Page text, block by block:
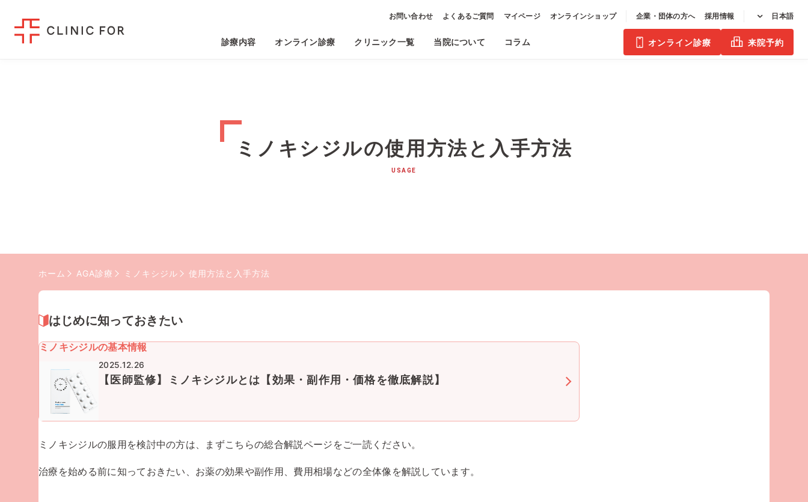
診療内容 オンライン診療 クリニック一覧 当院について コラム
お問い合わせ よくあるご質問 マイページ オンラインショップ 企業・団体の方へ 採用情報 日本語
来院予約
オンライン診療
ミノキシジルの使用方法と入手方法
USAGE
ホーム AGA診療 ミノキシジル 使用方法と入手方法
はじめに知っておきたい
ミノキシジルの基本情報
2025.12.26
【医師監修】ミノキシジルとは【効果・副作用・価格を徹底解説】
ミノキシジルの服用を検討中の方は、まずこちらの総合解説ページをご一読ください。
治療を始める前に知っておきたい、お薬の効果や副作用、費用相場などの全体像を解説しています。